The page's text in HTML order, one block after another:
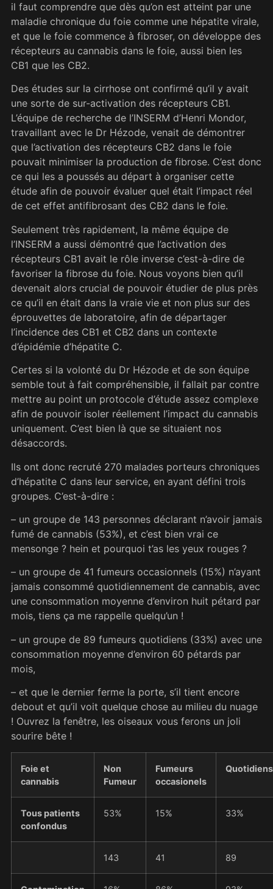
il faut comprendre que dès qu’on est atteint par une
maladie chronique du foie comme une hépatite virale,
et que le foie commence à fibroser, on développe des
récepteurs au cannabis dans le foie, aussi bien les
CB1 que les CB2.
Des études sur la cirrhose ont confirmé qu’il y avait
une sorte de sur-activation des récepteurs CB1.
L’équipe de recherche de l’INSERM d’Henri Mondor,
travaillant avec le Dr Hézode, venait de démontrer
que l’activation des récepteurs CB2 dans le foie
pouvait minimiser la production de fibrose. C’est donc
ce qui les a poussés au départ à organiser cette
étude afin de pouvoir évaluer quel était l’impact réel
de cet effet antifibrosant des CB2 dans le foie.
Seulement très rapidement, la même équipe de
l’INSERM a aussi démontré que l’activation des
récepteurs CB1 avait le rôle inverse c’est-à-dire de
favoriser la fibrose du foie. Nous voyons bien qu’il
devenait alors crucial de pouvoir étudier de plus près
ce qu’il en était dans la vraie vie et non plus sur des
éprouvettes de laboratoire, afin de départager
l’incidence des CB1 et CB2 dans un contexte
d’épidémie d’hépatite C.
Certes si la volonté du Dr Hézode et de son équipe
semble tout à fait compréhensible, il fallait par contre
mettre au point un protocole d’étude assez complexe
afin de pouvoir isoler réellement l’impact du cannabis
uniquement. C’est bien là que se situaient nos
désaccords.
Ils ont donc recruté 270 malades porteurs chroniques
d’hépatite C dans leur service, en ayant défini trois
groupes. C’est-à-dire :
– un groupe de 143 personnes déclarant n’avoir jamais
fumé de cannabis (53%), et c’est bien vrai ce
mensonge ? hein et pourquoi t’as les yeux rouges ?
– un groupe de 41 fumeurs occasionnels (15%) n’ayant
jamais consommé quotidiennement de cannabis, avec
une consommation moyenne d’environ huit pétard par
mois, tiens ça me rappelle quelqu’un !
– un groupe de 89 fumeurs quotidiens (33%) avec une
consommation moyenne d’environ 60 pétards par
mois,
– et que le dernier ferme la porte, s’il tient encore
debout et qu’il voit quelque chose au milieu du nuage
! Ouvrez la fenêtre, les oiseaux vous ferons un joli
sourire bête !
Foie et
cannabis
Non
Fumeur
Fumeurs
occasionels
Quotidiens
Tous patients
confondus
53% 15% 33%
143 41 89